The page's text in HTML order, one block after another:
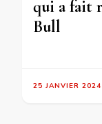
qui a fait
Bull
25 JANVIER 2024